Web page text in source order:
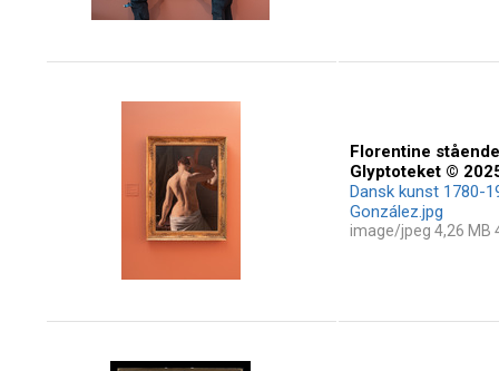
Florentine
Glyptoteket ©
Dansk kunst 1780-
González.jpg
image/jpeg 4,26 MB